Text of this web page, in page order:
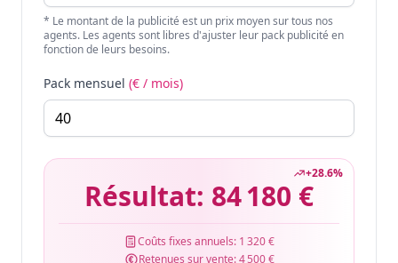
* Le montant de la publicité est un prix moyen sur tous nos
agents. Les agents sont libres d'ajuster leur pack publicité en
fonction de leurs besoins.
Pack mensuel (€ / mois)
+28.6%
Résultat: 84 180 €
Coûts fixes annuels: 1 320 €
Retenues sur vente:4 500 €